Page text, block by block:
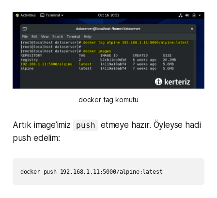
docker tag komutu
Artık image’imiz push
etmeye hazır. Öyleyse hadi
push edelim:
docker push 192.168.1.11:5000/alpine:latest